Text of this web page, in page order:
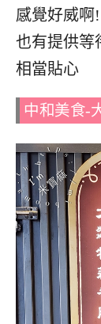
感覺好威啊!
也有提供等
相當貼心
中和美食-